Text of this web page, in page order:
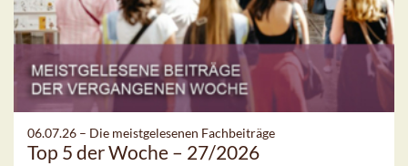
06.07.26 – Die meistgelesenen Fachbeiträge
Top 5 der Woche – 27/2026